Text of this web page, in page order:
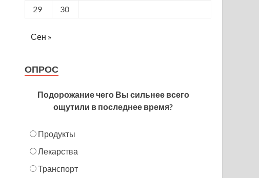
29
30
Сен »
ОПРОС
Подорожание чего Вы сильнее всего
ощутили в последнее время?
Продукты
Лекарства
Транспорт